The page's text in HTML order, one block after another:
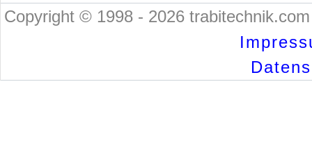
Copyright © 1998 - 2026